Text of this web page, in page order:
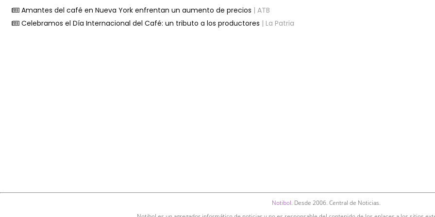
Amantes del café en Nueva York enfrentan un aumento de precios | ATB
Celebramos el Día Internacional del Café: un tributo a los productores | La Patria
Notibol. Desde 2006. Central de Noticias.